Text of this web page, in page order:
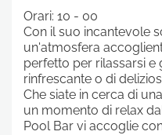
Orari: 10 - 00
Con il suo incantevole
un'atmosfera
perfetto per rilassarsi e
rinfrescante o di
Che siate in cerca di
un momento di relax
Pool Bar vi accoglie